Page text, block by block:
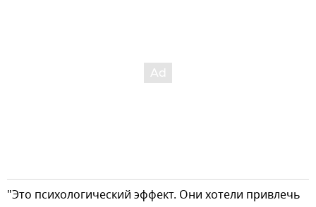
"Это психологический эффект. Они хотели привлечь